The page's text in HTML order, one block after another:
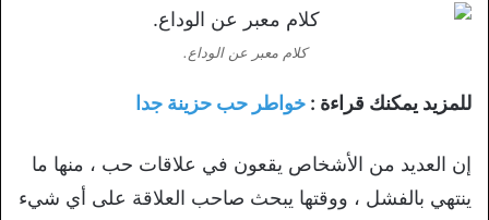
كلام معبر عن الوداع.
للمزيد يمكنك قراءة : خواطر حب حزينة جدا
إن العديد من الأشخاص يقعون في علاقات حب ، منها ما
ينتهي بالفشل ، ووقتها يبحث صاحب العلاقة على أي شيء